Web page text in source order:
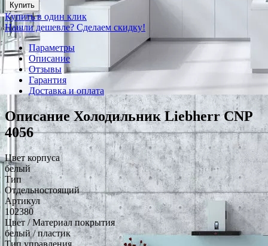
Купить
Купить в один клик
Нашли дешевле? Сделаем скидку!
Параметры
Описание
Отзывы
Гарантия
Доставка и оплата
Описание Холодильник Liebherr CNP
4056
Цвет корпуса
белый
Тип
Отдельностоящий
Артикул
102380
Цвет / Материал покрытия
белый / пластик
Тип управления